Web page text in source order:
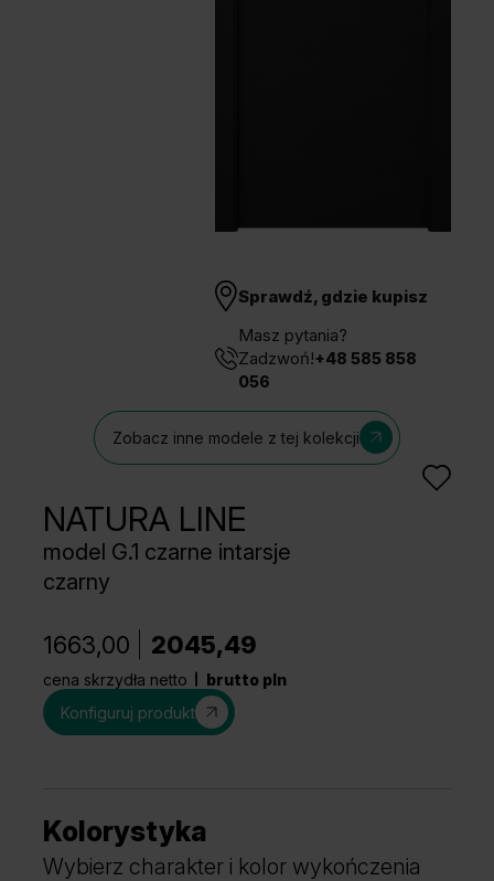
Sprawdź, gdzie kupisz
Masz pytania?
Zadzwoń!+48 585 858
056
Zobacz inne modele z tej kolekcji
NATURA LINE
model G.1 czarne intarsje
czarny
1663,00 2045,49
cena skrzydła netto
brutto pln
Konfiguruj produkt
Kolorystyka
Wybierz charakter i kolor wykończenia